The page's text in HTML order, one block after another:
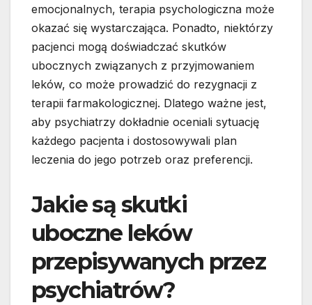
emocjonalnych, terapia psychologiczna może
okazać się wystarczająca. Ponadto, niektórzy
pacjenci mogą doświadczać skutków
ubocznych związanych z przyjmowaniem
leków, co może prowadzić do rezygnacji z
terapii farmakologicznej. Dlatego ważne jest,
aby psychiatrzy dokładnie oceniali sytuację
każdego pacjenta i dostosowywali plan
leczenia do jego potrzeb oraz preferencji.
Jakie są skutki
uboczne leków
przepisywanych przez
psychiatrów?